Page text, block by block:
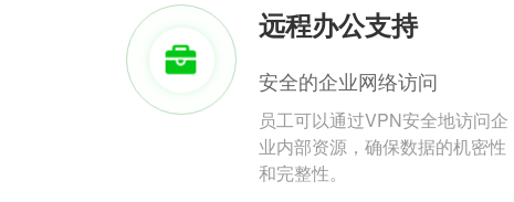
远程办公支持
安全的企业网络访问
员工可以通过VPN安全地访问企
业内部资源，确保数据的机密性
和完整性。